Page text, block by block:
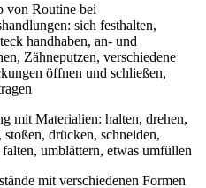
von Routine bei
sich festhalten,
handhaben, an- und
Zähneputzen, verschiedene
öffnen und schließen,
mit Materialien: halten, drehen,
stoßen, drücken, schneiden,
falten, umblättern, etwas umfüllen
mit verschiedenen Formen